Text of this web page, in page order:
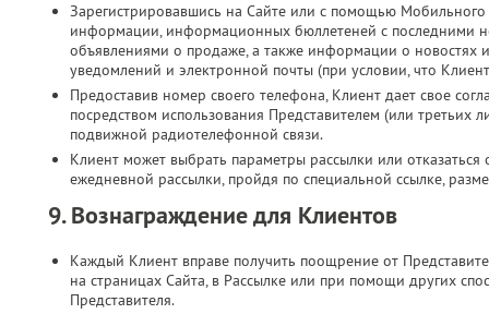
Зарегистрировавшись на Сайте или с помощью
информации, информационных бюллетеней с последними
объявлениями о продаже, а также информации о новостях
уведомлений и электронной почты (при условии, что
Предоставив номер своего телефона, Клиент дает свое
посредством использования Представителем (или
подвижной радиотелефонной связи.​
Клиент может выбрать параметры рассылки или
ежедневной рассылки, пройдя по специальной ссылке,
9. Вознаграждение для Клиентов
Каждый Клиент вправе получить поощрение от
на страницах Сайта, в Рассылке или при помощи других
Представителя.